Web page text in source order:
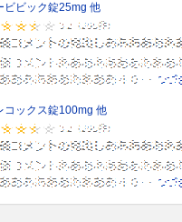
ビビック錠25mg 他
コックス錠100mg 他